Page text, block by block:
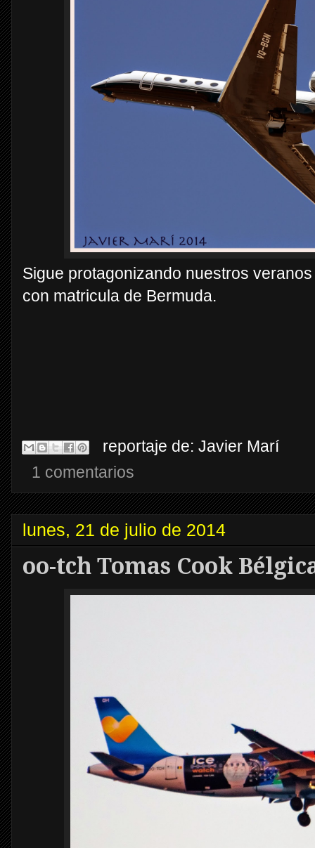
Sigue protagonizando nuestros
con matricula de Bermuda.
reportaje de: Javier Marí
1 comentarios
lunes, 21 de julio de 2014
oo-tch Tomas Cook